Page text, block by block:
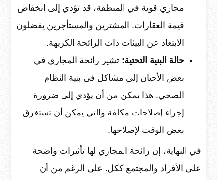
مجاري قوية في المنطقة، قد تؤدي إلى انخفاض
قيمة العقارات. المشترين والمستأجرين يفضلون
الابتعاد عن البيئات ذات الرائحة الكريهة.
حالة البنية التحتية: تشير رائحة المجاري في
بعض الأحيان إلى مشاكل في بنية النظام
الصحي. هذا يمكن من أن يؤدي إلى ضرورة
إجراء إصلاحات مكلفة والتي يمكن أن تستغرق
بعض الوقت لإصلاحها.
في النهاية، إن رائحة المجاري لها تأثيرات واضحة
على الأفراد والمجتمع ككل. على الرغم من أن